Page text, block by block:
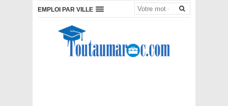
EMPLOI PAR VILLE